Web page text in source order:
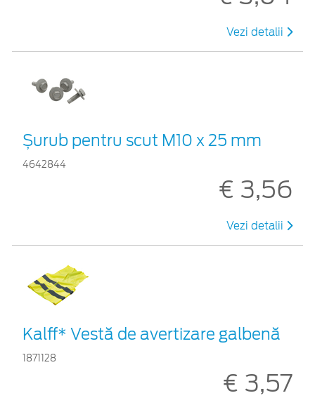
Vezi detalii
Șurub pentru scut M10 x 25 mm
4642844
€ 3,56
Vezi detalii
Kalff* Vestă de avertizare galbenă
1871128
€ 3,57